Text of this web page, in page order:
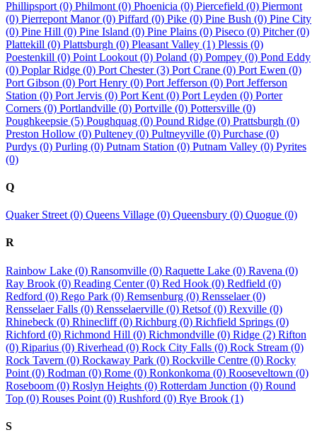
Phillipsport (0) Philmont (0) Phoenicia (0) Piercefield (0) Piermont
(0) Pierrepont Manor (0) Piffard (0) Pike (0) Pine Bush (0) Pine City
(0) Pine Hill (0) Pine Island (0) Pine Plains (0) Piseco (0) Pitcher (0)
Plattekill (0) Plattsburgh (0) Pleasant Valley (1) Plessis (0)
Poestenkill (0) Point Lookout (0) Poland (0) Pompey (0) Pond Eddy
(0) Poplar Ridge (0) Port Chester (3) Port Crane (0) Port Ewen (0)
Port Gibson (0) Port Henry (0) Port Jefferson (0) Port Jefferson
Station (0) Port Jervis (0) Port Kent (0) Port Leyden (0) Porter
Corners (0) Portlandville (0) Portville (0) Pottersville (0)
Poughkeepsie (5) Poughquag (0) Pound Ridge (0) Prattsburgh (0)
Preston Hollow (0) Pulteney (0) Pultneyville (0) Purchase (0)
Purdys (0) Purling (0) Putnam Station (0) Putnam Valley (0) Pyrites
(0)
Q
Quaker Street (0) Queens Village (0) Queensbury (0) Quogue (0)
R
Rainbow Lake (0) Ransomville (0) Raquette Lake (0) Ravena (0)
Ray Brook (0) Reading Center (0) Red Hook (0) Redfield (0)
Redford (0) Rego Park (0) Remsenburg (0) Rensselaer (0)
Rensselaer Falls (0) Rensselaerville (0) Retsof (0) Rexville (0)
Rhinebeck (0) Rhinecliff (0) Richburg (0) Richfield Springs (0)
Richford (0) Richmond Hill (0) Richmondville (0) Ridge (2) Rifton
(0) Riparius (0) Riverhead (0) Rock City Falls (0) Rock Stream (0)
Rock Tavern (0) Rockaway Park (0) Rockville Centre (0) Rocky
Point (0) Rodman (0) Rome (0) Ronkonkoma (0) Rooseveltown (0)
Roseboom (0) Roslyn Heights (0) Rotterdam Junction (0) Round
Top (0) Rouses Point (0) Rushford (0) Rye Brook (1)
S